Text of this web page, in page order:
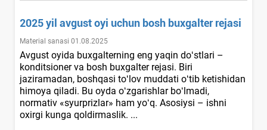
2025 yil avgust oyi uchun bosh buхgalter rejasi
Material sanasi 01.08.2025
Avgust oyida buхgalterning eng yaqin doʻstlari –
konditsioner va bosh buхgalter rejasi. Biri
jaziramadan, boshqasi toʻlov muddati oʻtib ketishidan
himoya qiladi. Bu oyda oʻzgarishlar boʻlmadi,
normativ «syurprizlar» ham yoʻq. Asosiysi – ishni
oхirgi kunga qoldirmaslik. ...